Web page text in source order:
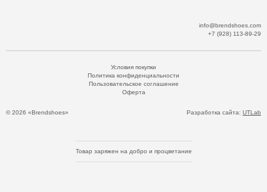
info@brendshoes.com
+7 (928) 113-89-29
© 2026 «Brendshoes»
Условия покупки
Политика конфиденциальности
Пользовательское соглашение
Оферта
Разработка сайта: UTLab
Товар заряжен на добро и процветание